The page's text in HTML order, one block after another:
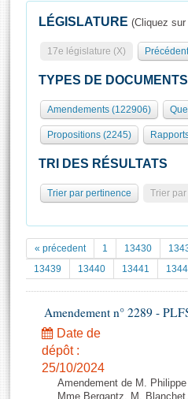
Présidence
577 députés
Groupes politiques
Séance publique
Commissions et autres
Europe et International
Pétitions
Documents
Projets de loi
Propositions de loi
Amendements
Textes adoptés
Rapports d'information
Rôle et pouvoirs de
Organisation de
Présidence Conférence des
Statistiques et chiffres
Documents de référence
( Constitution | Règlement de
Histoire
Juniors
Anciennes législatures
Liens vers les sites publics
Visiter l'Assemblée
Visite virtuelle du palais
Assister à une séance
La Bibliothèque
Les archives
Photos libres de droit
LÉGISLATURE (Cliquez
17e législature (X)
TYPES DE DOCUMENTS
Amendements (122906)
Propositions (2245)
TRI DES RÉSULTATS
Trier par pertinence Trier
« précedent 1 13430
13439
13440 13441
Amendement n° 2289 -
Date de
dépôt :
25/10/2024
Amendement de M.
Mme Bergantz, M.